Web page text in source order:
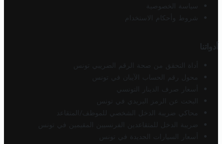
سياسة الخصوصية
شروط وأحكام الاستخدام
أدواتنا
أداة التحقق من صحة الرقم الضريبي تونس
محول رقم الحساب الآيبان في تونس
أسعار صرف الدينار التونسي
البحث عن الرمز البريدي في تونس
محاكي ضريبة الدخل الشخصي للموظف/المتقاعد
ضريبة الدخل للمتقاعدين الفرنسيين المقيمين في تونس
أسعار السيارات الجديدة في تونس